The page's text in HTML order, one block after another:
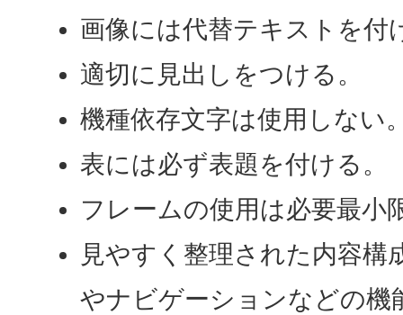
画像には代替テキストを付
適切に見出しをつける。
機種依存文字は使用しない
表には必ず表題を付ける。
フレームの使用は必要最小
見やすく整理された内容構
やナビゲーションなどの機